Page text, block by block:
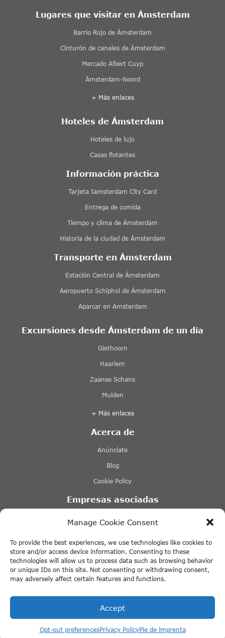
Manage Cookie Consent
To provide the best experiences, we use technologies like cookies to
store and/or access device information. Consenting to these
technologies will allow us to process data such as browsing behavior
or unique IDs on this site. Not consenting or withdrawing consent,
may adversely affect certain features and functions.
Accept
Opt-out preferencesPrivacy PolicyPie de imprenta
Lugares que visitar en Ámsterdam
Barrio Rojo de Ámsterdam
Cinturón de canales de Ámsterdam
Mercado Albert Cuyp
Ámsterdam-Noord
+ Más enlaces
Hoteles de Ámsterdam
Hoteles de lujo
Casas flotantes
Información práctica
Tarjeta Iamsterdam City Card
Entrega de comida
Tiempo y clima de Ámsterdam
Historia de la ciudad de Ámsterdam
Transporte en Ámsterdam
Estación Central de Ámsterdam
Aeropuerto Schiphol de Ámsterdam
Aparcar en Amsterdam
Excursiones desde Ámsterdam de un día
Giethoorn
Haarlem
Zaanse Schans
Muiden
+ Más enlaces
Acerca de
Anúnciate
Blog
Cookie Policy
Empresas asociadas
Tours & Tickets Ámsterdam
Tiqets
+ Más enlaces
© 2026 ThingstodoinAmsterdam.com · All rights reserved